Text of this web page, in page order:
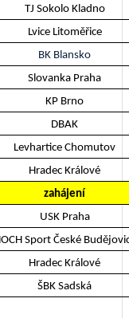
TJ Sokolo Kladno
Lvice Litoměřice
BK Blansko
Slovanka Praha
KP Brno
DBAK
Levhartice Chomutov
Hradec Králové
zahájení
USK Praha
Sport České
Hradec Králové
ŠBK Sadská